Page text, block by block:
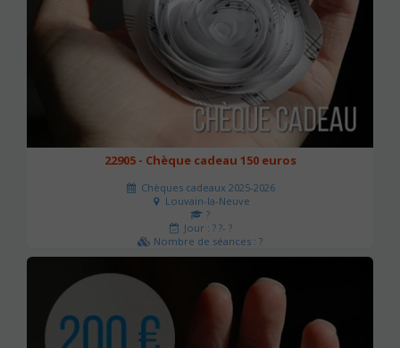
22905 - Chèque cadeau 150 euros
Chèques cadeaux 2025-2026
Louvain-la-Neuve
?
Jour : ? ?- ?
Nombre de séances : ?
150 €